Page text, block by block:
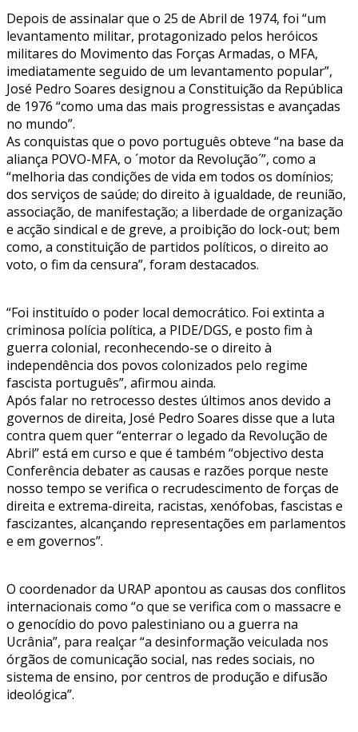
Depois de assinalar que o 25 de Abril de 1974, foi “um
levantamento militar, protagonizado pelos heróicos
militares do Movimento das Forças Armadas, o MFA,
imediatamente seguido de um levantamento popular”,
José Pedro Soares designou a Constituição da República
de 1976 “como uma das mais progressistas e avançadas
no mundo”.
As conquistas que o povo português obteve “na base da
aliança POVO-MFA, o ´motor da Revolução´”, como a
“melhoria das condições de vida em todos os domínios;
dos serviços de saúde; do direito à igualdade, de reunião,
associação, de manifestação; a liberdade de organização
e acção sindical e de greve, a proibição do lock-out; bem
como, a constituição de partidos políticos, o direito ao
voto, o fim da censura”, foram destacados.
“Foi instituído o poder local democrático. Foi extinta a
criminosa polícia política, a PIDE/DGS, e posto fim à
guerra colonial, reconhecendo-se o direito à
independência dos povos colonizados pelo regime
fascista português”, afirmou ainda.
Após falar no retrocesso destes últimos anos devido a
governos de direita, José Pedro Soares disse que a luta
contra quem quer “enterrar o legado da Revolução de
Abril” está em curso e que é também “objectivo desta
Conferência debater as causas e razões porque neste
nosso tempo se verifica o recrudescimento de forças de
direita e extrema-direita, racistas, xenófobas, fascistas e
fascizantes, alcançando representações em parlamentos
e em governos”.
O coordenador da URAP apontou as causas dos conflitos
internacionais como “o que se verifica com o massacre e
o genocídio do povo palestiniano ou a guerra na
Ucrânia”, para realçar “a desinformação veiculada nos
órgãos de comunicação social, nas redes sociais, no
sistema de ensino, por centros de produção e difusão
ideológica”.